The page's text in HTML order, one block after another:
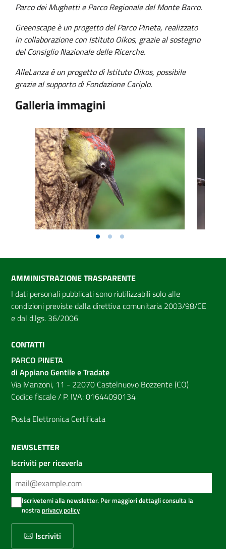
Parco dei Mughetti e Parco Regionale del Monte Barro.
Greenscape è un progetto del Parco Pineta, realizzato
in collaborazione con Istituto Oikos, grazie al sostegno
del Consiglio Nazionale delle Ricerche.
AlleLanza è un progetto di Istituto Oikos, possibile
grazie al supporto di Fondazione Cariplo.
Galleria immagini
AMMINISTRAZIONE TRASPARENTE
I dati personali pubblicati sono riutilizzabili solo alle
condizioni previste dalla direttiva comunitaria 2003/98/CE
e dal d.lgs. 36/2006
CONTATTI
PARCO PINETA
di Appiano Gentile e Tradate
Via Manzoni, 11 - 22070 Castelnuovo Bozzente (CO)
Codice fiscale / P. IVA: 01644090134
Posta Elettronica Certificata
NEWSLETTER
Iscriviti per riceverla
Iscrivetemi alla newsletter. Per maggiori dettagli consulta la
nostraprivacy policy
Iscriviti